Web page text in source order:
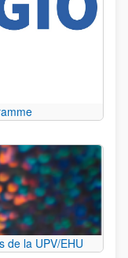
de la UPV/EHU